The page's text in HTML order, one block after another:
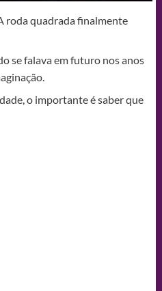
roda quadrada finalmente
se falava em futuro nos anos
o importante é saber que